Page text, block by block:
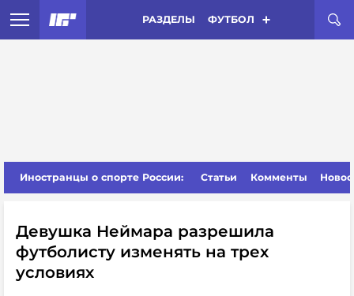
РАЗДЕЛЫ ФУТБОЛ
Иностранцы о спорте России: Статьи Комменты
Девушка Неймара разрешила
футболисту изменять на трех
условиях